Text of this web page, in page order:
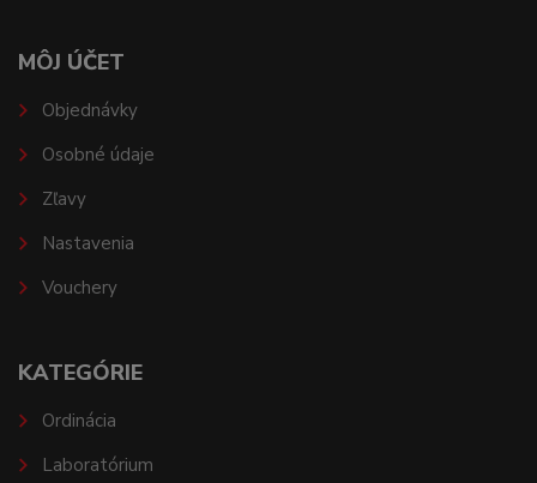
MÔJ ÚČET
Objednávky
Osobné údaje
Zľavy
Nastavenia
Vouchery
KATEGÓRIE
Ordinácia
Laboratórium